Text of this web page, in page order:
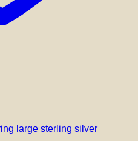
large sterling silver